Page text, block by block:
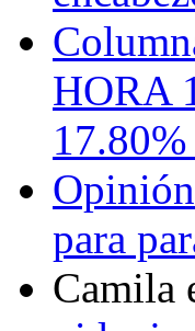
HORA
para
Camila